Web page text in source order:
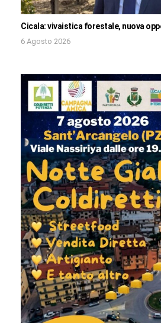
Cicala: vivaistica forestale, nuova
6 Agosto 2026